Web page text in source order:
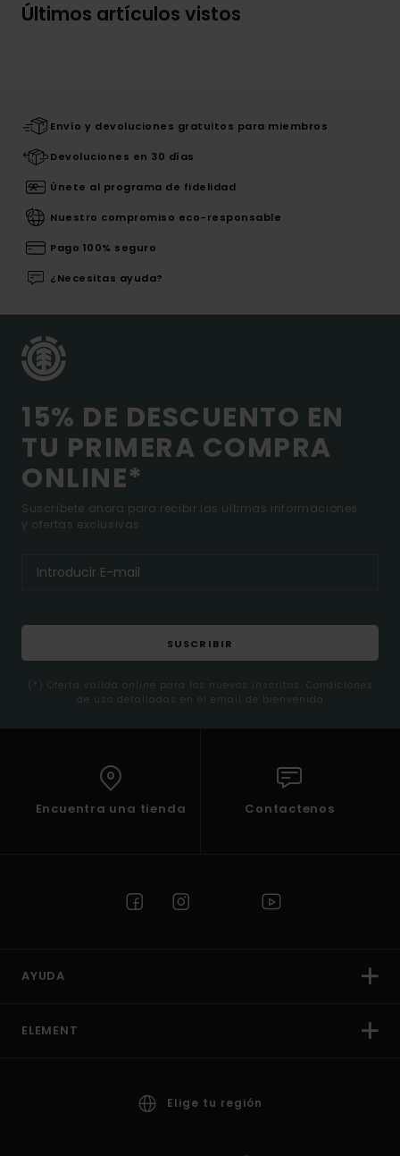
Últimos artículos vistos
Envío y devoluciones gratuitos para miembros
Devoluciones en 30 días
Únete al programa de fidelidad
Nuestro compromiso eco-responsable
Pago 100% seguro
¿Necesitas ayuda?
15% DE DESCUENTO EN
TU PRIMERA COMPRA
ONLINE*
Suscríbete ahora para recibir las ultimas informaciones
y ofertas exclusivas.
SUSCRIBIR
(*) Oferta valida online para los nuevos inscritos. Condiciones
de uso detalladas en el email de bienvenida
Encuentra una tienda Contactenos
AYUDA
ELEMENT
Elige tu región